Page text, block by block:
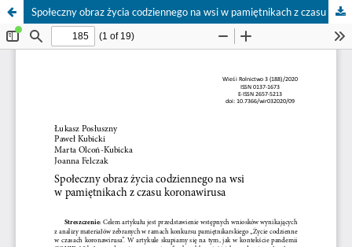
Społeczny obraz życia codziennego na wsi w pamiętnikach z czasu koronawirusa